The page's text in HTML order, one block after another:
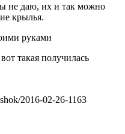
не даю, их и так можно
крылья.
такая получилась
2016-02-26-1163